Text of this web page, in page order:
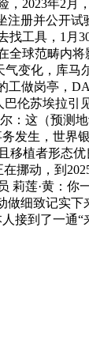
2023年2月
注册并公开试
找工具，1月
全球范畴内将
变化，库马
工做岗亭，
伦苏埃拉引
：这（预测
发生，世界
移植者形态优
挪动，到
莉莲·黄：你
细致记实下
接到了一通“